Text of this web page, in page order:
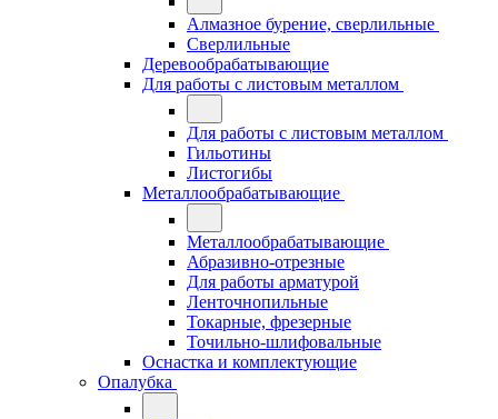
Алмазное бурение, сверлильные
Сверлильные
Деревообрабатывающие
Для работы с листовым металлом
Для работы с листовым металлом
Гильотины
Листогибы
Металлообрабатывающие
Металлообрабатывающие
Абразивно-отрезные
Для работы арматурой
Ленточнопильные
Токарные, фрезерные
Точильно-шлифовальные
Оснастка и комплектующие
Опалубка